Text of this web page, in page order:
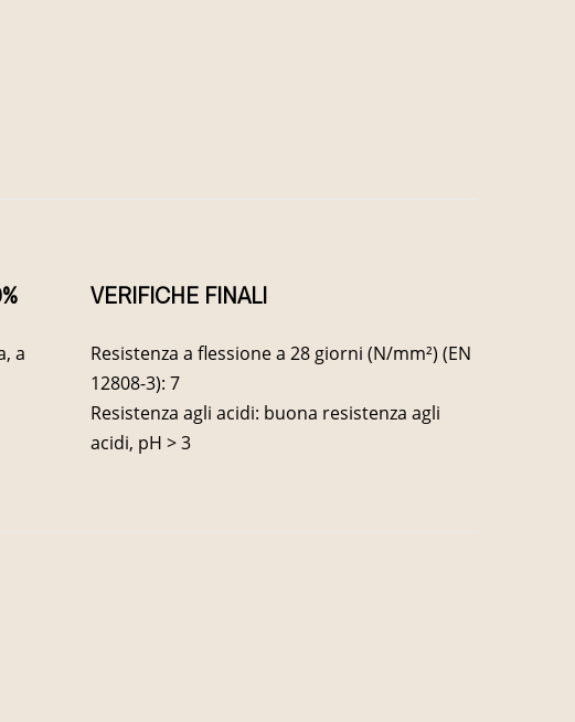
a
VERIFICHE FINALI
Resistenza a flessione a 28 giorni (N/mm²) (EN
12808-3): 7
Resistenza agli acidi: buona resistenza agli
acidi, pH > 3